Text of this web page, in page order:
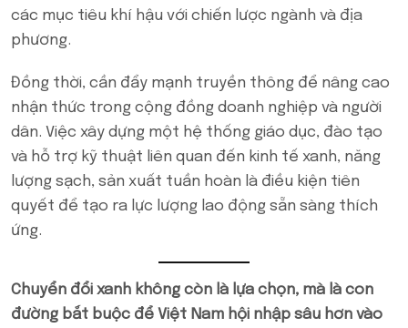
các mục tiêu khí hậu với chiến lược ngành và địa
phương.
Đồng thời, cần đẩy mạnh truyền thông để nâng cao
nhận thức trong cộng đồng doanh nghiệp và người
dân. Việc xây dựng một hệ thống giáo dục, đào tạo
và hỗ trợ kỹ thuật liên quan đến kinh tế xanh, năng
lượng sạch, sản xuất tuần hoàn là điều kiện tiên
quyết để tạo ra lực lượng lao động sẵn sàng thích
ứng.
Chuyển đổi xanh không còn là lựa chọn, mà là con
đường bắt buộc để Việt Nam hội nhập sâu hơn vào